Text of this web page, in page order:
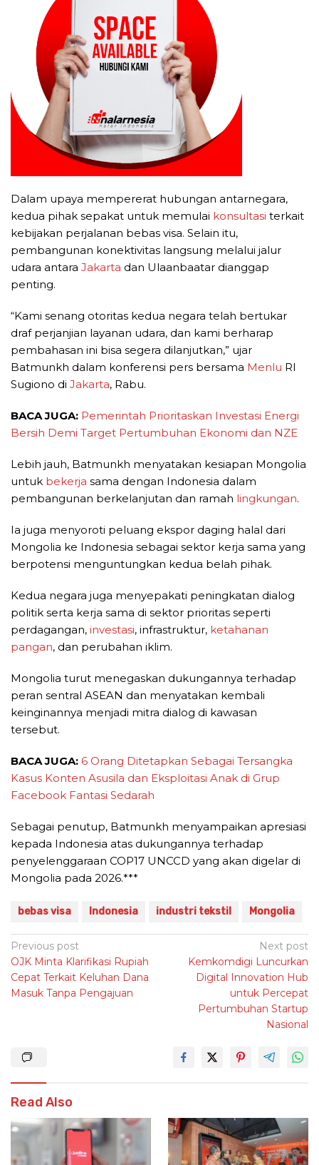
Dalam upaya mempererat hubungan antarnegara,
kedua pihak sepakat untuk memulai konsultasi terkait
kebijakan perjalanan bebas visa. Selain itu,
pembangunan konektivitas langsung melalui jalur
udara antara Jakarta dan Ulaanbaatar dianggap
penting.
“Kami senang otoritas kedua negara telah bertukar
draf perjanjian layanan udara, dan kami berharap
pembahasan ini bisa segera dilanjutkan,” ujar
Batmunkh dalam konferensi pers bersama Menlu RI
Sugiono di Jakarta, Rabu.
BACA JUGA: Pemerintah Prioritaskan Investasi Energi
Bersih Demi Target Pertumbuhan Ekonomi dan NZE
Lebih jauh, Batmunkh menyatakan kesiapan Mongolia
untuk bekerja sama dengan Indonesia dalam
pembangunan berkelanjutan dan ramah lingkungan.
Ia juga menyoroti peluang ekspor daging halal dari
Mongolia ke Indonesia sebagai sektor kerja sama yang
berpotensi menguntungkan kedua belah pihak.
Kedua negara juga menyepakati peningkatan dialog
politik serta kerja sama di sektor prioritas seperti
perdagangan, investasi, infrastruktur, ketahanan
pangan, dan perubahan iklim.
Mongolia turut menegaskan dukungannya terhadap
peran sentral ASEAN dan menyatakan kembali
keinginannya menjadi mitra dialog di kawasan
tersebut.
BACA JUGA: 6 Orang Ditetapkan Sebagai Tersangka
Kasus Konten Asusila dan Eksploitasi Anak di Grup
Facebook Fantasi Sedarah
Sebagai penutup, Batmunkh menyampaikan apresiasi
kepada Indonesia atas dukungannya terhadap
penyelenggaraan COP17 UNCCD yang akan digelar di
Mongolia pada 2026.***
bebas visa Indonesia industri tekstil Mongolia
Post
navigation
Previous post
OJK Minta Klarifikasi Rupiah
Cepat Terkait Keluhan Dana
Masuk Tanpa Pengajuan
Next post
Kemkomdigi Luncurkan
Digital Innovation Hub
untuk Percepat
Pertumbuhan Startup
Nasional
Read Also